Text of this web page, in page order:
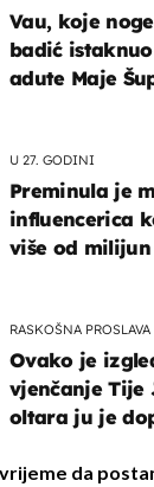
Vau, koje
badić
adute Maje
U 27. GODINI
Preminula je
influencerica
više od milijun
RASKOŠNA PROSLAVA
Ovako je
vjenčanje Tije
oltara ju je
da